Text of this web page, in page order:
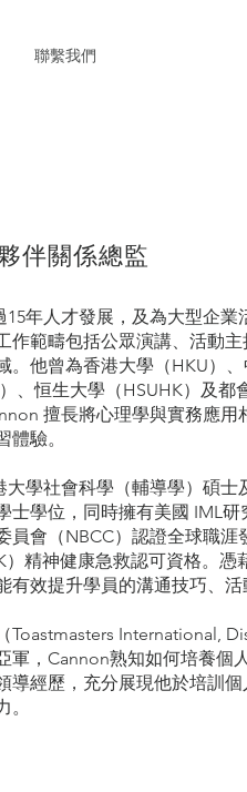
聯繫我們
伴關係總監
15年人才發展，及為大型企業
作範疇包括公眾演講、活動
。他曾為香港大學（HKU）
、恒生大學（HSUHK）及都
擅長將心理學與實務應用
體驗。
大學社會科學（輔導學）碩士
士學位，同時擁有美國 IML
員會（NBCC）認證全球職涯
精神健康急救認可資格。憑
有效提升學員的溝通技巧、活
Toastmasters International,
軍，Cannon熟知如何培養個
導經歷，充分展現他於培訓